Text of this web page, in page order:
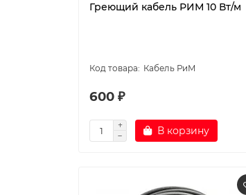
Греющий кабель РИМ 10 Вт/м
Кабель РиМ
600 ₽
В корзину